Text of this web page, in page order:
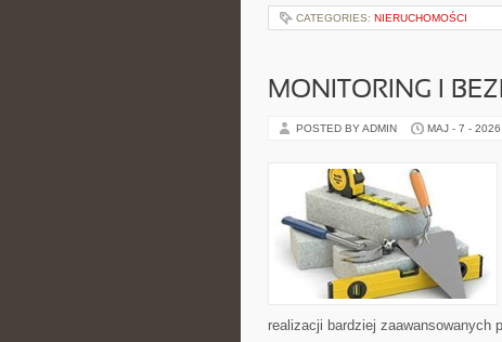
CATEGORIES: NIERUCHOMOŚCI
MONITORING I
POSTED BY ADMIN MAJ - 7 - 2026
realizacji bardziej zaawansowanych